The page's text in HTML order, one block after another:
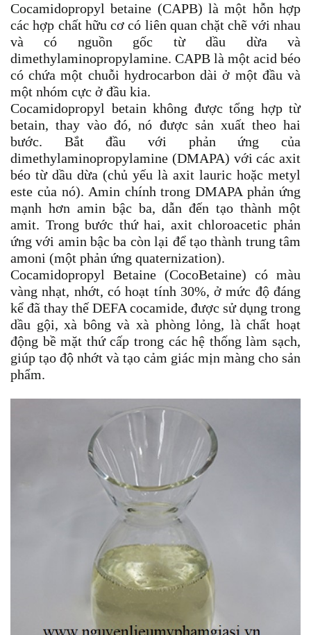
Cocamidopropyl betaine (CAPB) là một hỗn hợp
các hợp chất hữu cơ có liên quan chặt chẽ với nhau
và có nguồn gốc từ dầu dừa và
dimethylaminopropylamine. CAPB là một acid béo
có chứa một chuỗi hydrocarbon dài ở một đầu và
một nhóm cực ở đầu kia.
Cocamidopropyl betain không được tổng hợp từ
betain, thay vào đó, nó được sản xuất theo hai
bước. Bắt đầu với phản ứng của
dimethylaminopropylamine (DMAPA) với các axit
béo từ dầu dừa (chủ yếu là axit lauric hoặc metyl
este của nó). Amin chính trong DMAPA phản ứng
mạnh hơn amin bậc ba, dẫn đến tạo thành một
amit. Trong bước thứ hai, axit chloroacetic phản
ứng với amin bậc ba còn lại để tạo thành trung tâm
amoni (một phản ứng quaternization).
Cocamidopropyl Betaine (CocoBetaine) có màu
vàng nhạt, nhớt, có hoạt tính 30%, ở mức độ đáng
kể đã thay thế DEFA cocamide, được sử dụng trong
dầu gội, xà bông và xà phòng lỏng, là chất hoạt
động bề mặt thứ cấp trong các hệ thống làm sạch,
giúp tạo độ nhớt và tạo cảm giác mịn màng cho sản
phẩm.